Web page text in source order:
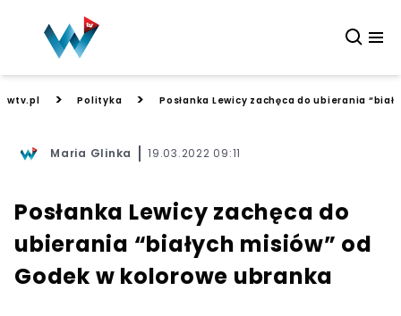
wtv.pl > Polityka > Posłanka Lewicy zachęca do ubierania
Maria Glinka 19.03.2022 09:11
Posłanka Lewicy zachęca do
ubierania “białych misiów” od
Godek w kolorowe ubranka